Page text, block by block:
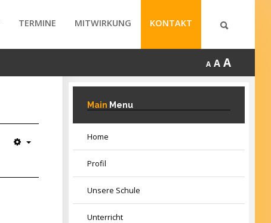
TERMINE MITWIRKUNG KONTAKT
A A A
Main Menu
Home
Profil
Unsere Schule
Unterricht